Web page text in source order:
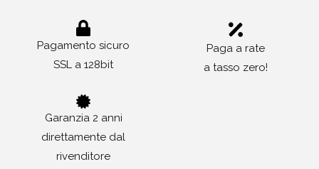
Pagamento sicuro
SSL a 128bit
Paga a rate
a tasso zero!
Garanzia 2 anni
direttamente dal
rivenditore